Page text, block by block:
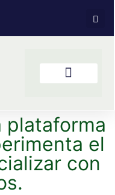
plataforma
el
con